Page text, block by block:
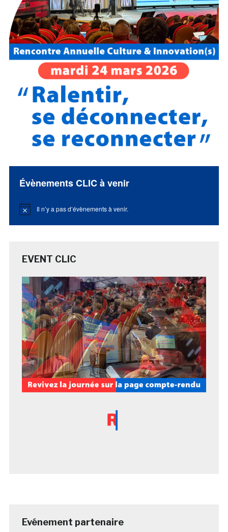
Évènements CLIC à venir
Notice Il n’y a pas d’évènements à venir.
EVENT CLIC
Evénement partenaire